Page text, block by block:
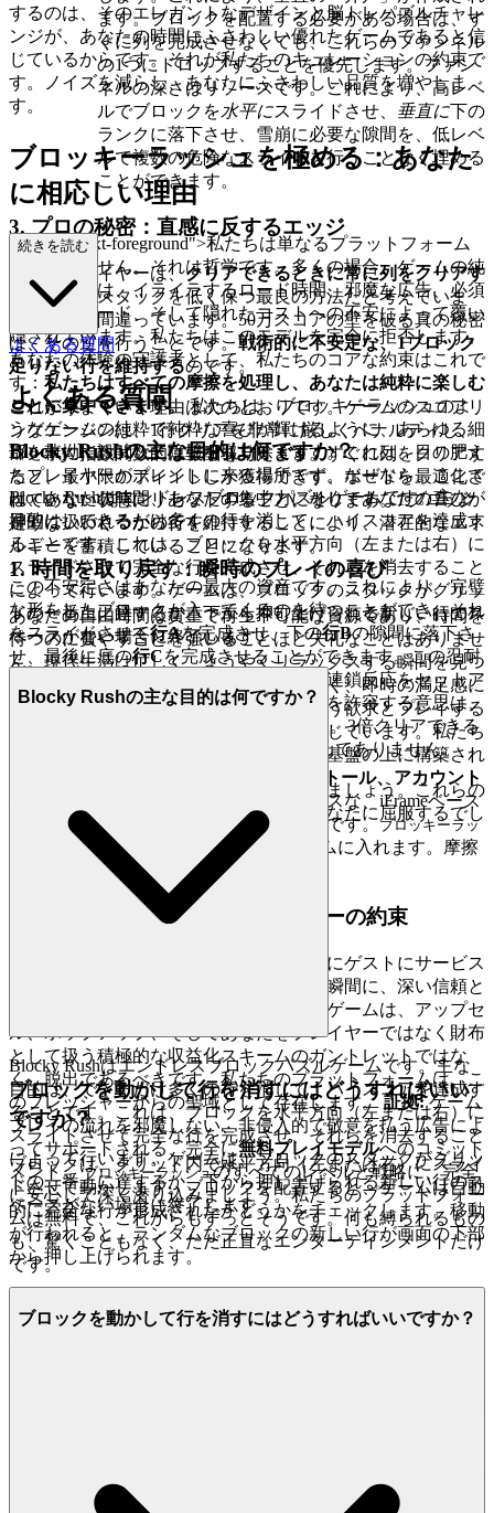
ます。ブロックを配置する必要がある場合は、す
ぐに列を完成させなくても、これらのファンネル
の1つにドロップすることを優先します。ファン
ネルの深さはリソースです。これにより、高レベ
ルでブロックを水平にスライドさせ、 垂直に下の
ランクに落下させ、雪崩に必要な隙間を、低レベ
ルで複数の危険なスライドを行うことなく埋める
ことができます。
3. プロの秘密：直感に反するエッジ
多くのプレイヤーは、クリアできるときに常に列をクリアす
ことが、スタックを低く保つ最良の方法だと考えていま
す。彼らは間違っています。50万スコアの壁を破る真の秘密
は、その逆を行うことです。戦術的に不安定な、1ブロック
足りない行を維持するのです。
これがうまくいく理由は次のとおりです。ゲームのスコアリ
ングエンジンは、1行クリアを非常に厳しくペナルティし、
コンボに指数関数的に報酬を与えます。すぐに列をクリアす
ると、最小限のポイントしか獲得できず、ボードを最適化さ
れていない状態にリセットすることになります。1ブロック
足りないいくつかの行を維持することにより、潜在的なエネ
ルギーを蓄積していることになります。
この不安定さはあなたの最大の資産です。これにより、完璧
な形をしたブロックが入ってくるのを待つことができ、それ
をスライドさせて行Aを完成させ、下の行Bの隙間に落下さ
せ、最後に底の行Cを完成させることができます。この忍耐
力、つまり、より価値の高い、複数行の連鎖反応をセットア
ップするために、一時的に高いスタックを許容する意思は、
エリートBlocky Rushプレイヤーの証です。3倍クリアできる
のに、1倍クリアを受け入れることは決してありません。
生き残るのはやめましょう。計算を始めましょう。これらの
戦略を実装すれば、リーダーボードはあなたに屈服するでし
するのは、そのエレガントなデザインと脳トレパズルチャレ
ンジが、あなたの時間にふさわしい優れたゲームであると信
じているからです。それが私たちのキュレーションの約束で
す。ノイズを減らし、あなたにふさわしい品質を増やしま
す。
ブロッキーラッシュを極める：あなた
に相応しい理由
ss="mb-4 text-foreground">私たちは単なるプラットフォーム
ではありません。それは哲学です。多くの場合、ゲームの純
粋な楽しさは、イライラするロード時間、邪魔な広告、必須
のダウンロード、そして隠れたコストへの不安によって覆い
隠されています。私たちはこのモデルを完全に拒否します。
あなたの体験の守護者として、私たちのコアな約束はこれで
す： 私たちはすべての摩擦を処理し、あなたは純粋に楽しむ
ことに集中できます。私たちは、ブロッキーラッシュのよ
うなゲームの純粋で純粋な喜びが輝けるように、あらゆる細
部を執拗に設計して障壁を取り除きます。これは、目の肥え
たプレイヤーがプレイしに来る場所です。なぜなら、ここで
は、あなたの時間、あなたの集中力、そしてあなたの喜びが
神聖に扱われるからです。
1. 時間を取り戻す：瞬時のプレイの喜び
あなたの自由時間は貴重で再生不可能な資源であり、時間を
待つのに費やすことを強いることほど失礼なことはありませ
ん。現代生活は忙しく、ようやくリラックスする瞬間を見つ
けたとき、あなたは進行状況バーではなく、即時の満足感に
値します。私たちは、プレイしたいという欲求とプレイする
行為の間の距離はゼロであるべきだと信じています。私たち
のプラットフォームは、即時アクセスの基盤の上に構築され
ダウンロード、インストール、アカウント
シームレスな、iFrameベース
のアーキテクチャ。これが私たちの約束です。ブロッキーラッ
をプレイしたいときは、数秒でゲームに入れます。摩擦
はなく、純粋で即時の楽しさだけです。
2. 正直な楽しさ：ゼロプレッシャーの約束
真のおもてなしとは、見返りを期待せずにゲストにサービス
を提供することです。あなたが到着した瞬間に、深い信頼と
安堵感を感じてほしいと思っています。ゲームは、アップセ
ル、ポップアップ、そしてあなたをプレイヤーではなく財布
として扱う積極的な収益化スキームのガントレットではな
く、脱出であるべきです。私たちのプラットフォームは、こ
のプレッシャーからの聖域として存在します。 証拠:ゲーム
プレイの流れを邪魔しない、非侵入的で敬意を払う広告によ
ってサポートされる、完全に無料プレイモデルへのコミット
メント。ブロッキーラッシュのすべてのレベルと戦略に、完全
に安心して深く潜り込みましょう。私たちのプラットフォー
ムは無料で、これからもずっとそうです。何も縛られるもの
も、驚くこともなく、ただ正直なエンターテインメントだけ
です。
3. 自信を持ってプレイ：公正で安全なフィールド
なたの集中力は、デバイスのセキュリティや競争の公平性で
はなく、ゲームの挑戦に完全に集中できるという知識です。
続きを読む
よくある質問
よくある質問
Blocky Rushの主な目的は何ですか？
Blocky Rushはエンドレスブロックパズルゲームです。主な
目的は、できるだけ多くの行を消して、ハイスコアを達成す
ることです。これは、ブロックを水平方向（左または右）に
スライドさせて完全な行を完成させ、それらを消去すること
によって行います。ゲームは、ブロックのスタックがグリッ
ドの一番上に達するか、下から押し上げられる新しい行のス
ペースがない場合に終了します。
Blocky Rushの主な目的は何ですか？
Blocky Rushはエンドレスブロックパズルゲームです。主な
目的は、できるだけ多くの行を消して、ハイスコアを達成す
ることです。これは、ブロックを水平方向（左または右）に
スライドさせて完全な行を完成させ、それらを消去すること
によって行います。ゲームは、ブロックのスタックがグリッ
ドの一番上に達するか、下から押し上げられる新しい行のス
ペースがない場合に終了します。
ブロックを動かして行を消すにはどうすればいい
ですか？
ブロックは、グリッド内で水平方向（左または右）にスライ
ドさせて動かします。ブロックを配置すると、ゲームは自動
的に完全な行が形成されたかどうかをチェックします。移動
が行われると、ランダムなブロックの新しい行が画面の下部
から押し上げられます。
ブロックを動かして行を消すにはどうすればいいですか？